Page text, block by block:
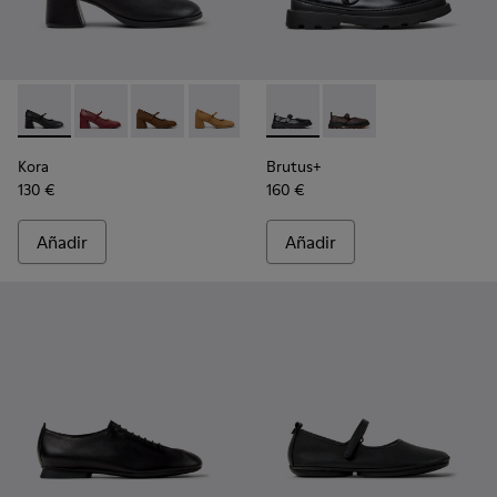
Kora - K201799-001 - Bailarinas de piel negras para mujer.
Kora - K201799-009
Kora - K201799-008
Kora - K201799-007
Kora
130 €
Añadir
Brutus+ - K201841-001 -
Brutus+ - K201841-
Brutus+
160 €
Añadir